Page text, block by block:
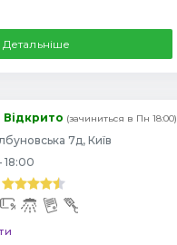
Детальніше
Відкрито (зачиниться в Пн 18:00)
7д, Київ
18:00